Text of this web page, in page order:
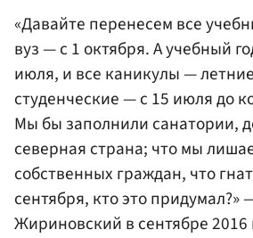
«Давайте перенесем все
вуз — с 1 октября. А учебный
июля, и все каникулы —
студенческие — с 15 июля до
Мы бы заполнили санатории,
северная страна; что мы
собственных граждан, что
сентября, кто это придумал?»
Жириновский в сентябре 2016